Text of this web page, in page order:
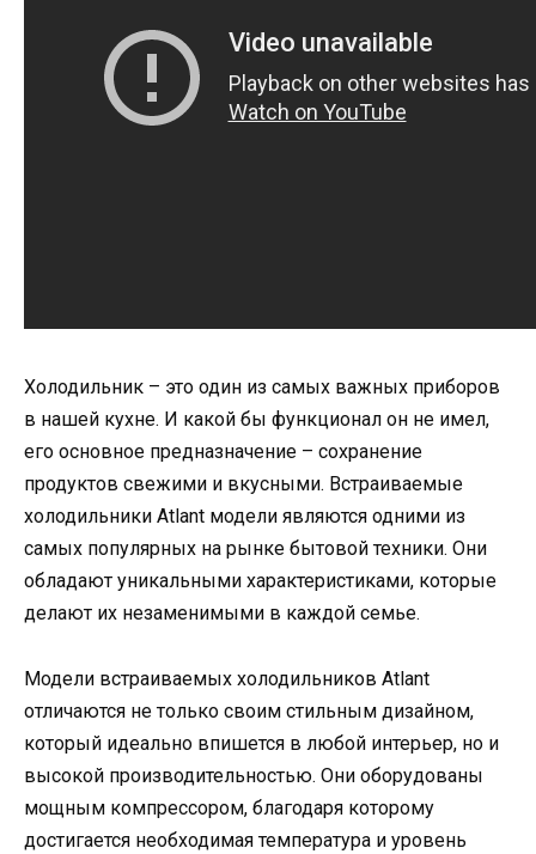
Холодильник – это один из самых важных приборов
в нашей кухне. И какой бы функционал он не имел,
его основное предназначение – сохранение
продуктов свежими и вкусными. Встраиваемые
холодильники Аtlant модели являются одними из
самых популярных на рынке бытовой техники. Они
обладают уникальными характеристиками, которые
делают их незаменимыми в каждой семье.
Модели встраиваемых холодильников Аtlant
отличаются не только своим стильным дизайном,
который идеально впишется в любой интерьер, но и
высокой производительностью. Они оборудованы
мощным компрессором, благодаря которому
достигается необходимая температура и уровень